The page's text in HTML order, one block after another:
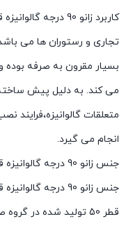
تجاری و رستوران ها می باشد.
بسیار مقرون به صرفه بوده
می کند. به دلیل پیش ساخته
متعلقات
انجام می گیرد.
جنس زانو 90 درجه گالوانیزه قطر 50